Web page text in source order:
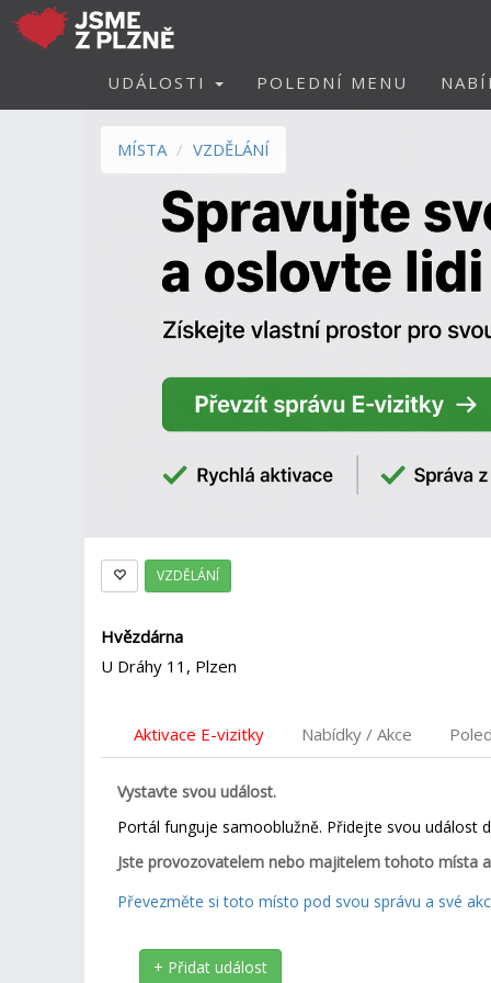
UDÁLOSTI POLEDNÍ MENU
MÍSTA VZDĚLÁNÍ
VZDĚLÁNÍ
Hvězdárna
U Dráhy 11, Plzen
Aktivace E-vizitky Nabídky / Akce
Vystavte svou událost.
Portál funguje samooblužně. Přidejte svou událost
Jste provozovatelem nebo majitelem tohoto místa
Převezměte si toto místo pod svou správu a své
+ Přidat událost